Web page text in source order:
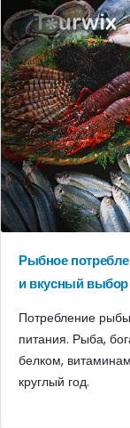
Рыбное
и вкусный выбор
Потребление
питания. Рыба,
белком,
круглый год.